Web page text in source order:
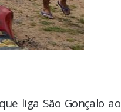
liga São Gonçalo ao